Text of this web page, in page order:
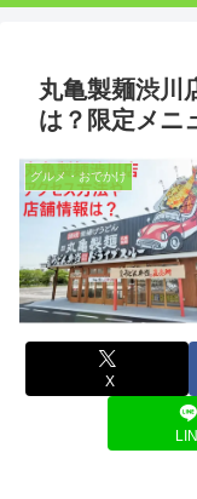
丸亀製麺渋川
は？限定メニ
グルメ・おでかけ
X